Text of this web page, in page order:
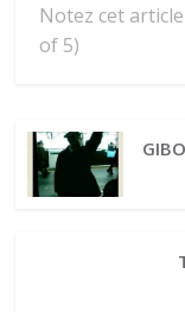
Notez cet
of 5)